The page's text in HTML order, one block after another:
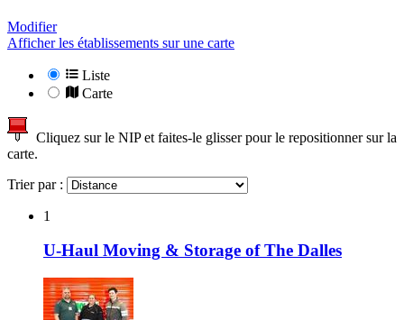
Modifier
Afficher les établissements sur une carte
Liste
Carte
Cliquez sur le NIP et faites-le glisser pour le repositionner sur la
carte.
Trier par :
1
U-Haul Moving & Storage of The Dalles